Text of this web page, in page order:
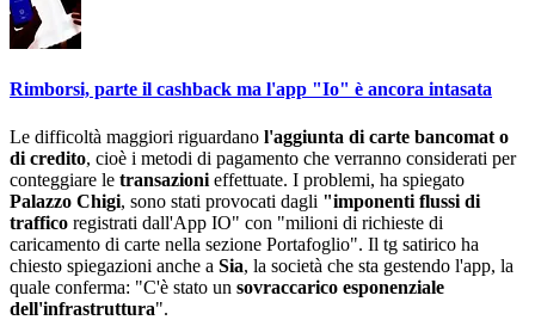
Rimborsi, parte il cashback ma l'app "Io" è ancora intasata
Le difficoltà maggiori riguardano l'aggiunta di carte bancomat o
di credito, cioè i metodi di pagamento che verranno considerati per
conteggiare le transazioni effettuate. I problemi, ha spiegato
Palazzo Chigi, sono stati provocati dagli "imponenti flussi di
traffico registrati dall'App IO" con "milioni di richieste di
caricamento di carte nella sezione Portafoglio". Il tg satirico ha
chiesto spiegazioni anche a Sia, la società che sta gestendo l'app, la
quale conferma: "C'è stato un sovraccarico esponenziale
dell'infrastruttura".